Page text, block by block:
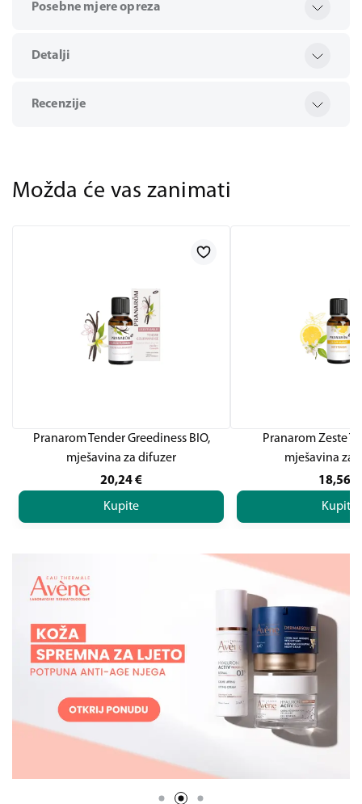
Posebne mjere opreza
Detalji
Recenzije
Možda će vas zanimati
Pranarom Tender Greediness BIO,
mješavina za difuzer
20,24€
Kupite
Pranarom Zeste
mješavina za
18,56
Kupite